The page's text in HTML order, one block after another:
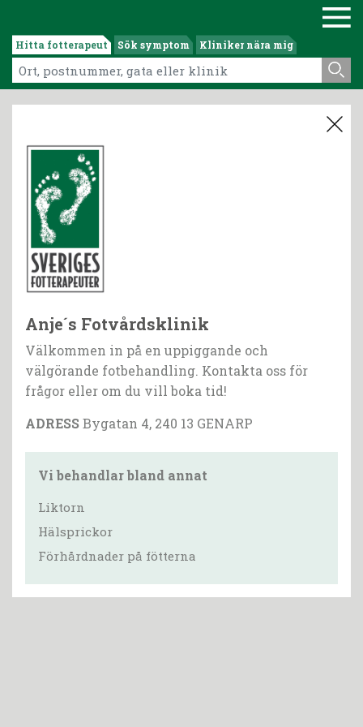
Hitta fotterapeut Sök symptom Kliniker nära mig
Anje´s Fotvårdsklinik
Välkommen in på en uppiggande och
välgörande fotbehandling. Kontakta oss för
frågor eller om du vill boka tid!
ADRESSBygatan 4, 240 13 GENARP
Vi behandlar bland annat
Liktorn
Hälsprickor
Förhårdnader på fötterna